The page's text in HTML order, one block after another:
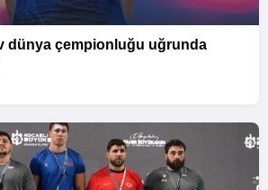
dünya çempionluğu uğrunda